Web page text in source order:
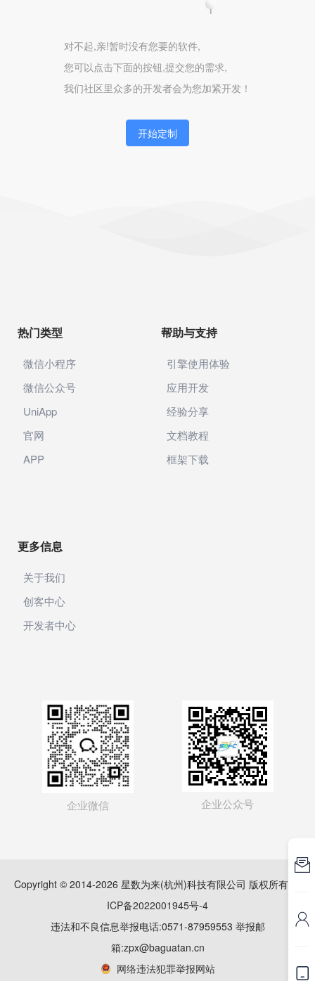
对不起,亲!暂时没有您要的软件,
您可以点击下面的按钮,提交您的需求,
我们社区里众多的开发者会为您加紧开发！
开始定制
热门类型
微信小程序
微信公众号
UniApp
官网
APP
帮助与支持
引擎使用体验
应用开发
经验分享
文档教程
框架下载
更多信息
关于我们
创客中心
开发者中心
企业微信 企业公众号
Copyright © 2014-2026 星数为来(杭州)科技有限公司 版权所有
ICP备2022001945号-4
违法和不良信息举报电话:0571-87959553 举报邮
箱:zpx@baguatan.cn
网络违法犯罪举报网站


